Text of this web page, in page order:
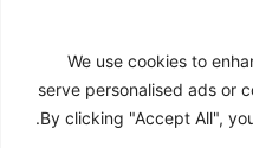
We use cookies to
serve personalised ads or
By clicking "Accept All",